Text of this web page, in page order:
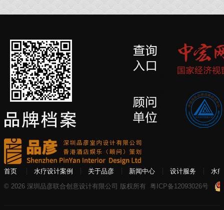
首页 水疗设计案例 关于品彦 新闻中心 设计服务
水
© 2026 深圳品彦联合创意设计有限公司 版权所有 粤ICP备12093026号